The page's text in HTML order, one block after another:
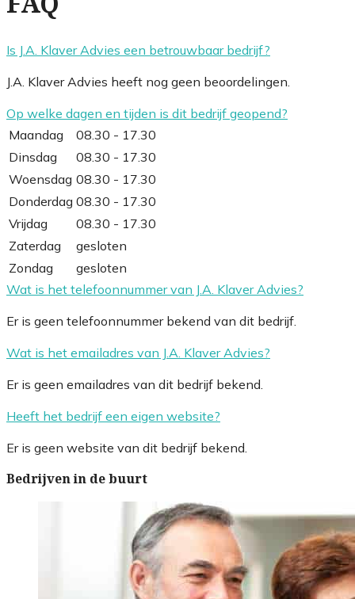
Is J.A. Klaver Advies een betrouwbaar bedrijf?
J.A. Klaver Advies heeft nog geen beoordelingen.
Op welke dagen en tijden is dit bedrijf geopend?
Maandag
08.30 - 17.30
Dinsdag
08.30 - 17.30
Woensdag 08.30 - 17.30
Donderdag 08.30 - 17.30
Vrijdag
08.30 - 17.30
Zaterdag
gesloten
Zondag
gesloten
Wat is het telefoonnummer van J.A. Klaver Advies?
Er is geen telefoonnummer bekend van dit bedrijf.
Wat is het emailadres van J.A. Klaver Advies?
Er is geen emailadres van dit bedrijf bekend.
Heeft het bedrijf een eigen website?
Er is geen website van dit bedrijf bekend.
Bedrijven in de buurt